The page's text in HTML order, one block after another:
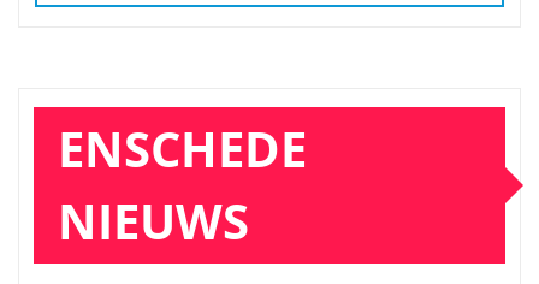
ENSCHEDE
NIEUWS